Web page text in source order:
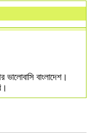
বাংলাদেশ।